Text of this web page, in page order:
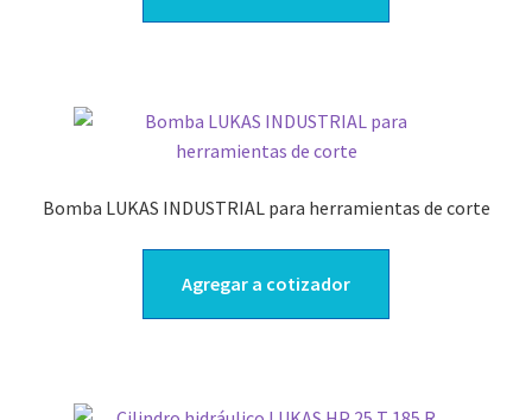
Bomba LUKAS INDUSTRIAL para herramientas de corte
Agregar a cotizador